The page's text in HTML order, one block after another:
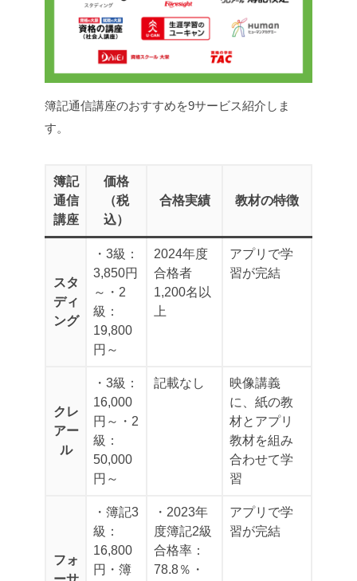
簿記通信講座のおすすめを9サービス紹介しま
す。
簿記
通信
講座
価格
（税
込）
合格実績 教材の特徴
スタ
ディ
ング
・3級：
3,850円
～ ・2
級：
19,800
円～
2024年度
合格者
1,200名以
上
アプリで学
習が完結
クレ
アー
ル
・3級：
16,000
円～ ・2
級：
50,000
円～
記載なし
映像講義
に、紙の教
材とアプリ
教材を組み
合わせて学
習
フォ
・簿記3
級：
16,800
円 ・簿
・2023年
度簿記2級
合格率：
78.8％ ・
アプリで学
習が完結